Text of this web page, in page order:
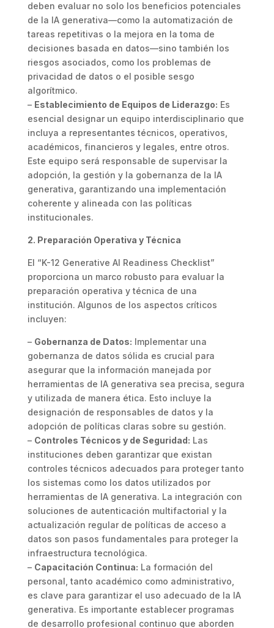
deben evaluar no solo los beneficios potenciales
de la IA generativa—como la automatización de
tareas repetitivas o la mejora en la toma de
decisiones basada en datos—sino también los
riesgos asociados, como los problemas de
privacidad de datos o el posible sesgo
algorítmico.
– Establecimiento de Equipos de Liderazgo: Es
esencial designar un equipo interdisciplinario que
incluya a representantes técnicos, operativos,
académicos, financieros y legales, entre otros.
Este equipo será responsable de supervisar la
adopción, la gestión y la gobernanza de la IA
generativa, garantizando una implementación
coherente y alineada con las políticas
institucionales.
2. Preparación Operativa y Técnica
El “K-12 Generative AI Readiness Checklist”
proporciona un marco robusto para evaluar la
preparación operativa y técnica de una
institución. Algunos de los aspectos críticos
incluyen:
– Gobernanza de Datos: Implementar una
gobernanza de datos sólida es crucial para
asegurar que la información manejada por
herramientas de IA generativa sea precisa, segura
y utilizada de manera ética. Esto incluye la
designación de responsables de datos y la
adopción de políticas claras sobre su gestión.
– Controles Técnicos y de Seguridad: Las
instituciones deben garantizar que existan
controles técnicos adecuados para proteger tanto
los sistemas como los datos utilizados por
herramientas de IA generativa. La integración con
soluciones de autenticación multifactorial y la
actualización regular de políticas de acceso a
datos son pasos fundamentales para proteger la
infraestructura tecnológica.
– Capacitación Continua: La formación del
personal, tanto académico como administrativo,
es clave para garantizar el uso adecuado de la IA
generativa. Es importante establecer programas
de desarrollo profesional continuo que aborden